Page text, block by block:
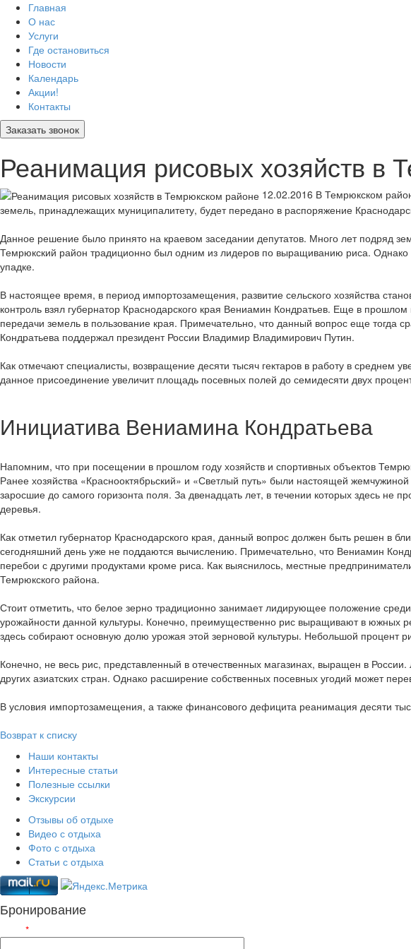
Главная
О нас
Услуги
Где остановиться
Новости
Календарь
Акции!
Контакты
Заказать звонок
Реанимация рисовых хозяйств в
12.02.2016 В Темрюкском
земель, принадлежащих муниципалитету, будет передано в распоряжение
Данное решение было принято на краевом заседании депутатов. Много лет подряд
Темрюкский район традиционно был одним из лидеров по выращиванию риса.
упадке.
В настоящее время, в период импортозамещения, развитие сельского хозяйства
контроль взял губернатор Краснодарского края Вениамин Кондратьев. Еще в
передачи земель в пользование края. Примечательно, что данный вопрос еще тогда
Кондратьева поддержал президент России Владимир Владимирович Путин.
Как отмечают специалисты, возвращение десяти тысяч гектаров в работу в
данное присоединение увеличит площадь посевных полей до семидесяти двух
Инициатива Вениамина Кондратьева
Напомним, что при посещении в прошлом году хозяйств и спортивных объектов
Ранее хозяйства «Краснооктябрьский» и «Светлый путь» были настоящей
заросшие до самого горизонта поля. За двенадцать лет, в течении которых здесь не
деревья.
Как отметил губернатор Краснодарского края, данный вопрос должен быть решен в
сегодняшний день уже не поддаются вычислению. Примечательно, что Вениамин
перебои с другими продуктами кроме риса. Как выяснилось, местные
Темрюкского района.
Стоит отметить, что белое зерно традиционно занимает лидирующее положение
урожайности данной культуры. Конечно, преимущественно рис выращивают в южных
здесь собирают основную долю урожая этой зерновой культуры. Небольшой процент
Конечно, не весь рис, представленный в отечественных магазинах, выращен в
других азиатских стран. Однако расширение собственных посевных угодий может
В условия импортозамещения, а также финансового дефицита реанимация десяти
Возврат к списку
Наши контакты
Интересные статьи
Полезные ссылки
Экскурсии
Отзывы об отдыхе
Видео с отдыха
Фото с отдыха
Статьи с отдыха
Бронирование
*